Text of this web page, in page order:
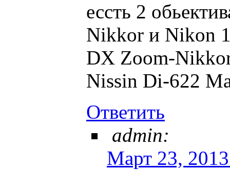
ессть 2
Nikkor и Nikon
DX Zoom-
Nissin Di-622
Ответить
admin:
Март 23,